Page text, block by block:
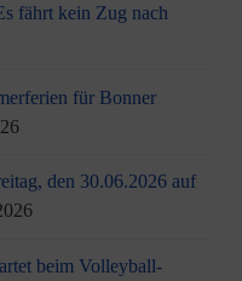
fährt kein Zug nach
für Bonner
den 30.06.2026 auf
beim Volleyball-